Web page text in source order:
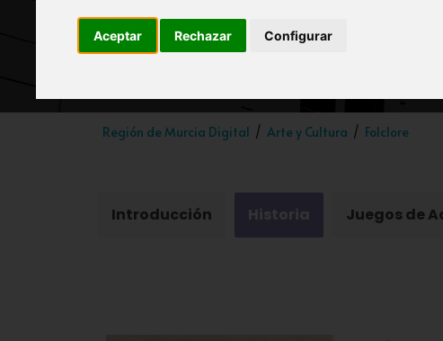
Aceptar Rechazar Configurar
Región de Murcia Digital Arte y Cultura Folclore
Introducción Historia Juegos de